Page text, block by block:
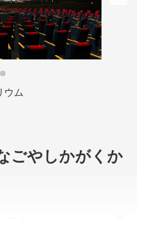
須
大須観音)
ウム
ごやしかがくか